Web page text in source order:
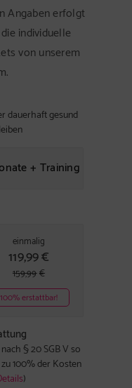
Angaben erfolgt
individuelle
von unserem
dauerhaft gesund
+ Training
einmalig
119,99€
159,99€
100% erstattbar!
§ 20 SGB V so
100% der Kosten
)